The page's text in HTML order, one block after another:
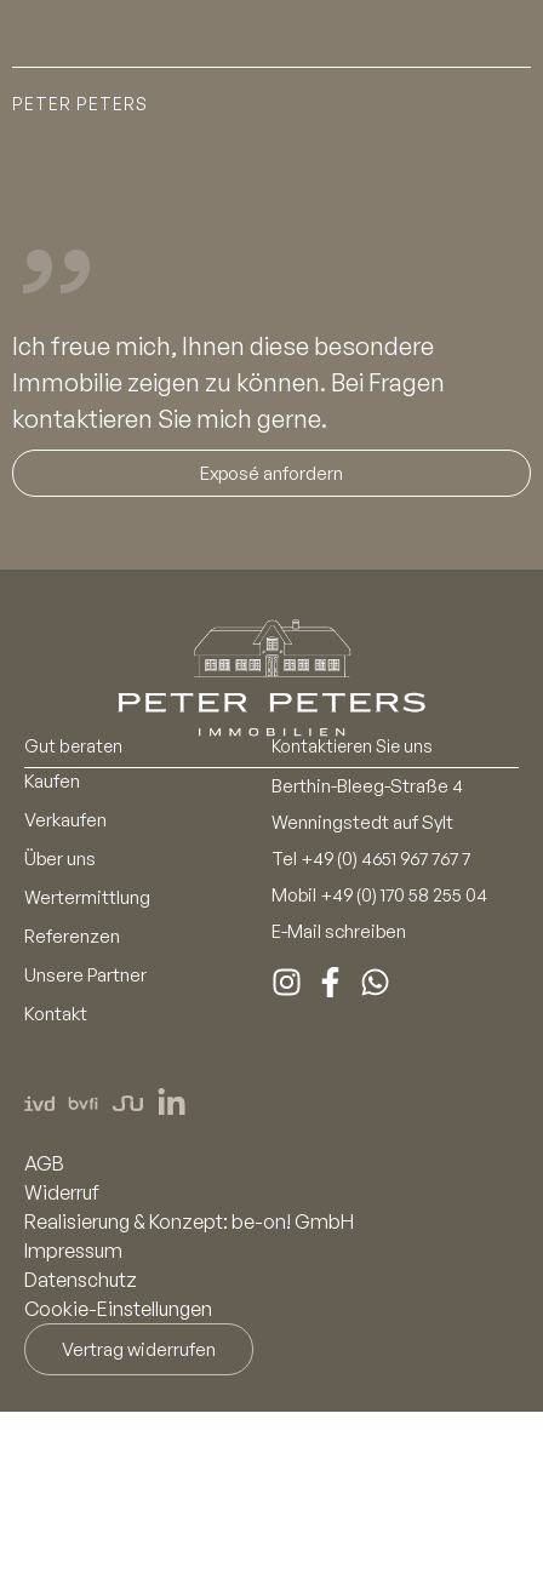
PETER PETERS
Ich freue mich, Ihnen diese besondere
Immobilie zeigen zu können. Bei Fragen
kontaktieren Sie mich gerne.
Exposé anfordern
Gut beraten
Kaufen
Verkaufen
Über uns
Wertermittlung
Referenzen
Unsere Partner
Kontakt
Kontaktieren Sie uns
Berthin-Bleeg-Straße 4
Wenningstedt auf Sylt
Tel +49 (0) 4651 967 767 7
Mobil +49 (0) 170 58 255 04
E-Mail schreiben
AGB
Widerruf
Realisierung & Konzept: be-on! GmbH
Impressum
Datenschutz
Cookie-Einstellungen
Vertrag widerrufen